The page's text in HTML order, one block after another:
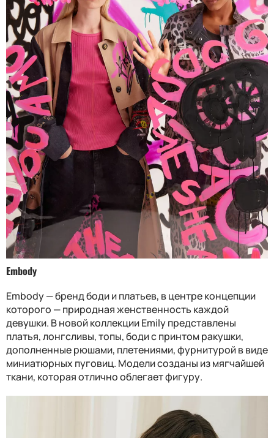
Embody
Embody — бренд боди и платьев, в центре концепции
которого — природная женственность каждой
девушки. В новой коллекции Emily представлены
платья, лонгсливы, топы, боди с принтом ракушки,
дополненные рюшами, плетениями, фурнитурой в виде
миниатюрных пуговиц. Модели созданы из мягчайшей
ткани, которая отлично облегает фигуру.